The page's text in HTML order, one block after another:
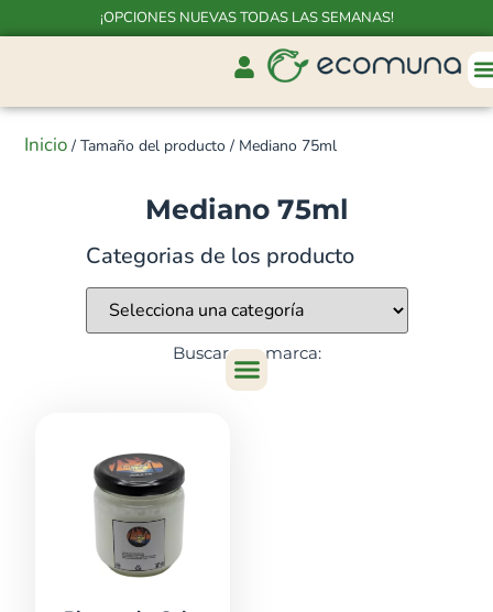
¡OPCIONES NUEVAS TODAS LAS SEMANAS!
Inicio / Tamaño del producto / Mediano 75ml
Mediano 75ml
Categorias de los producto
Buscar por marca: